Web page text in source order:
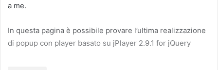
a me.
In questa pagina è possibile provare l’ultima realizzazione
di popup con player basato su jPlayer 2.9.1 for jQuery